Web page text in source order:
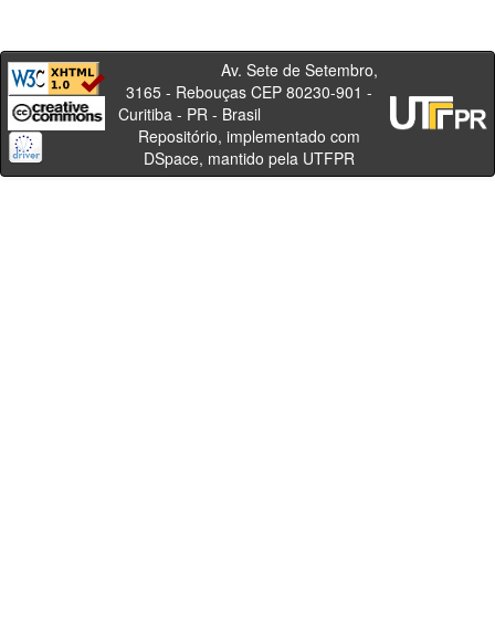
Av. Sete de Setembro,
3165 - Rebouças CEP 80230-901 -
Curitiba - PR - Brasil
Repositório, implementado com
DSpace, mantido pela UTFPR